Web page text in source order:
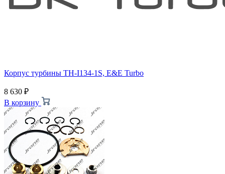
Корпус турбины TH-I134-1S, E&E Turbo
8 630 ₽
В корзину